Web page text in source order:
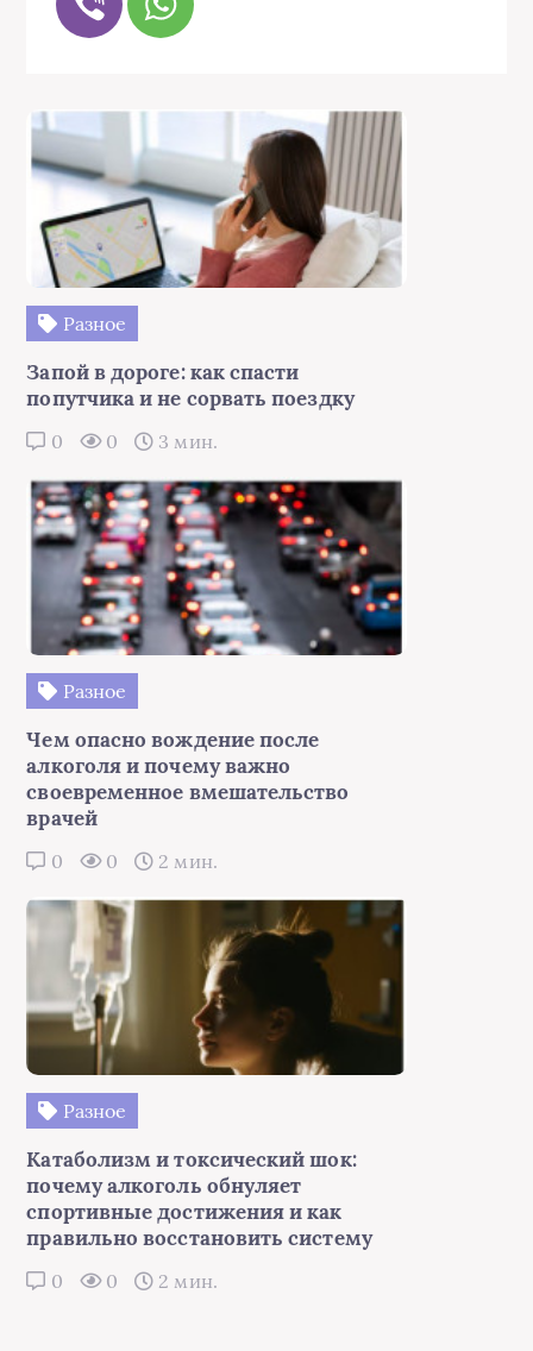
Разное
Запой в дороге: как спасти
попутчика и не сорвать поездку
0 0 3 мин.
Разное
Чем опасно вождение после
алкоголя и почему важно
своевременное вмешательство
врачей
0 0 2 мин.
Разное
Катаболизм и токсический шок:
почему алкоголь обнуляет
спортивные достижения и как
правильно восстановить систему
0 0 2 мин.